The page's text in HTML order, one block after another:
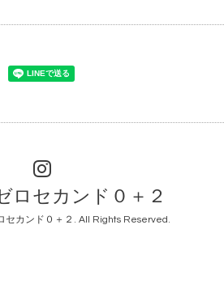
ロセカンド０＋２
セカンド０＋２ . All Rights Reserved.